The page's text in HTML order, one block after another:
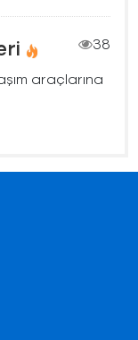
38
araçlarına